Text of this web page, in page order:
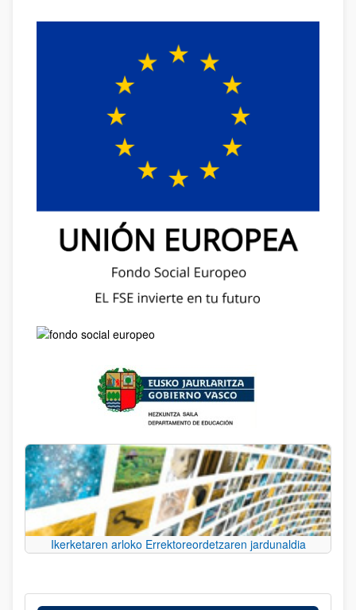
Ikerketaren arloko Errektoreordetzaren jardunaldia